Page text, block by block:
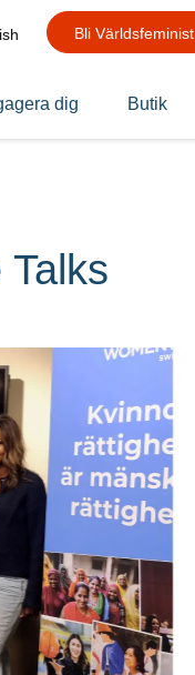
Bli Världsfeminist
dig Butik